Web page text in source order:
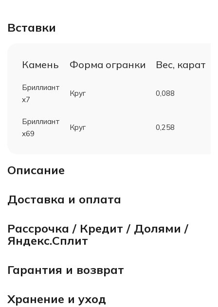
Вставки
Камень Форма огранки Вес, карат
Бриллиант
х7
Круг 0,088
Бриллиант
х69
Круг 0,258
Описание
Доставка и оплата
Рассрочка / Кредит / Долями /
Яндекс.Сплит
Гарантия и возврат
Хранение и уход